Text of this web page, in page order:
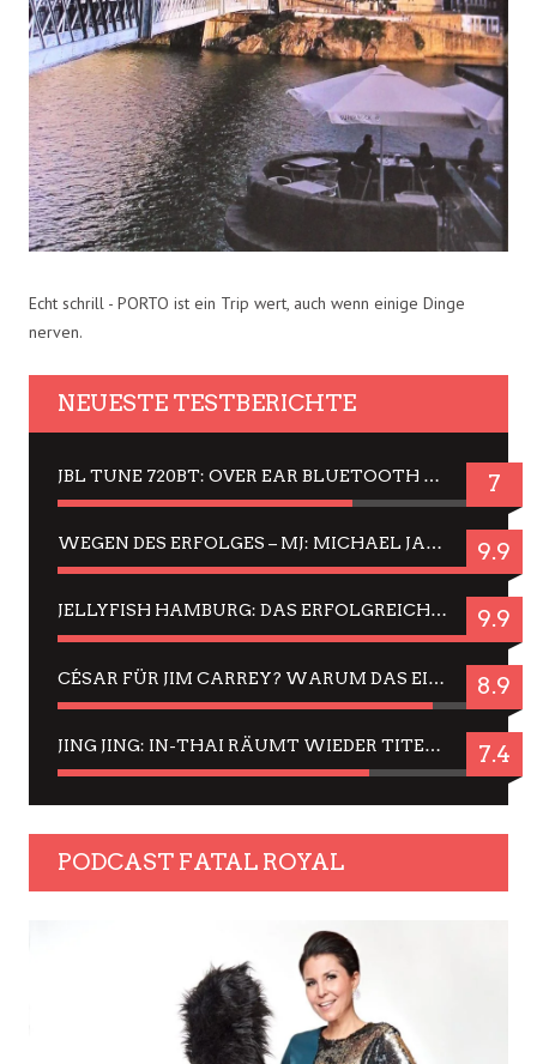
Echt schrill - PORTO ist ein Trip wert, auch wenn einige Dinge
nerven.
NEUESTE TESTBERICHTE
JBL TUNE 720BT: OVER EAR BLUETOOTH KOPFHÖRER UM DIE 50,-€ IM DAUER-TEST 7
WEGEN DES ERFOLGES – MJ: MICHAEL JACKSON MUSICAL IN EINER MATINEE SEHEN 9.9
JELLYFISH HAMBURG: DAS ERFOLGREICHE SOMMER-MENÜ 2025 IN GEFÜHLEN UND BILDERN 9.9
CÉSAR FÜR JIM CARREY? WARUM DAS EINER DER NERVIGSTEN ACTORS IST UND BLEIBT 8.9
JING JING: IN-THAI RÄUMT WIEDER TITEL AB – EIN ZWEI-STUNDEN-ERLEBNISBERICHT 7.4
PODCAST FATAL ROYAL